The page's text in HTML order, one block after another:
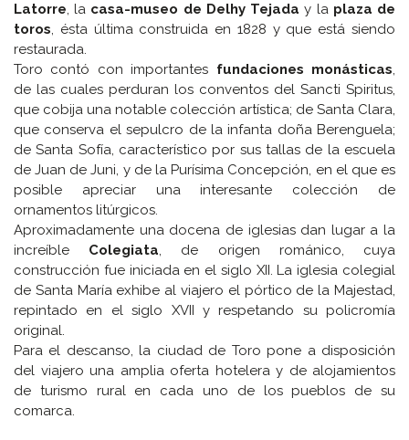
Latorre, la casa-museo de Delhy Tejaday la plaza de
toros, ésta última construida en 1828 y que está siendo
restaurada.
Toro contó con importantes fundaciones monásticas,
de las cuales perduran los conventos del Sancti Spiritus,
que cobija una notable colección artística; de Santa Clara,
que conserva el sepulcro de la infanta doña Berenguela;
de Santa Sofía, característico por sus tallas de la escuela
de Juan de Juni, y de la Purísima Concepción, en el que es
posible apreciar una interesante colección de
ornamentos litúrgicos.
Aproximadamente una docena de iglesias dan lugar a la
increíble Colegiata, de origen románico, cuya
construcción fue iniciada en el siglo XII. La iglesia colegial
de Santa María exhibe al viajero el pórtico de la Majestad,
repintado en el siglo XVII y respetando su policromía
original.
Para el descanso, la ciudad de Toro pone a disposición
del viajero una amplia oferta hotelera y de alojamientos
de turismo rural en cada uno de los pueblos de su
comarca.